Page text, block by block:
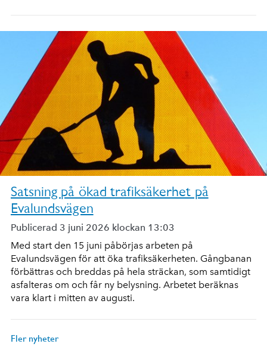
Satsning på ökad trafiksäkerhet på
Evalundsvägen
Publicerad 3 juni 2026 klockan 13:03
Med start den 15 juni påbörjas arbeten på
Evalundsvägen för att öka trafiksäkerheten. Gångbanan
förbättras och breddas på hela sträckan, som samtidigt
asfalteras om och får ny belysning. Arbetet beräknas
vara klart i mitten av augusti.
Fler nyheter